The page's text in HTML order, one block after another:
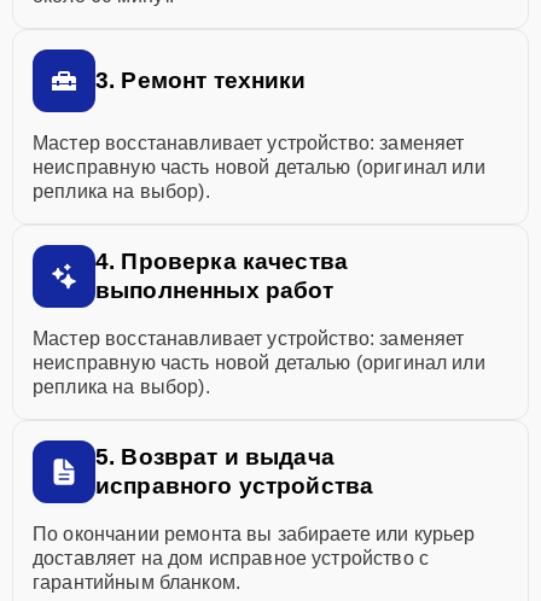
3. Ремонт техники
Мастер восстанавливает устройство: заменяет
неисправную часть новой деталью (оригинал или
реплика на выбор).
4. Проверка качества
выполненных работ
Мастер восстанавливает устройство: заменяет
неисправную часть новой деталью (оригинал или
реплика на выбор).
5. Возврат и выдача
исправного устройства
По окончании ремонта вы забираете или курьер
доставляет на дом исправное устройство с
гарантийным бланком.